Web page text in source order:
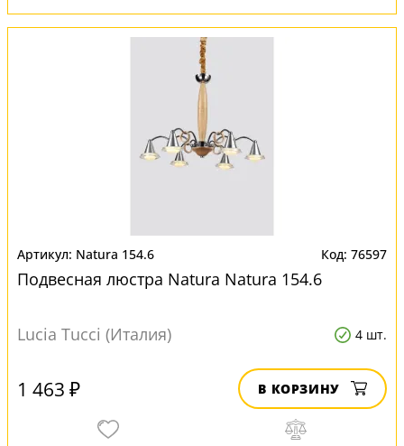
Natura 154.6 76597
Подвесная люстра Natura Natura 154.6
Lucia Tucci (Италия) 4 шт.
1 463 ₽ В КОРЗИНУ